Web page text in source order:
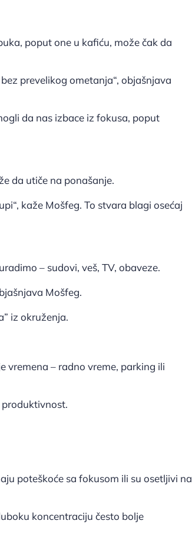
poput one u kafiću, može čak da
prevelikog ometanja“, objašnjava
da nas izbace iz fokusa, poput
da utiče na ponašanje.
kaže Mošfeg. To stvara blagi osećaj
– sudovi, veš, TV, obaveze.
Mošfeg.
iz okruženja.
vremena – radno vreme, parking ili
poteškoće sa fokusom ili su osetljivi na
koncentraciju često bolje